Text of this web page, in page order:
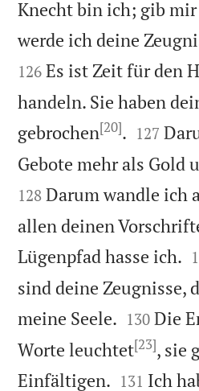
Knecht bin ich; gib
werde ich deine
126 Es ist Zeit für den
handeln. Sie haben
gebrochen[20]. 

127
Gebote mehr als Gold
128 Darum wandle ich
allen deinen
Lügenpfad hasse ich. 
sind deine Zeugnisse,
meine Seele. 

130 Die
Worte leuchtet[23], sie
Einfältigen. 

131 Ich